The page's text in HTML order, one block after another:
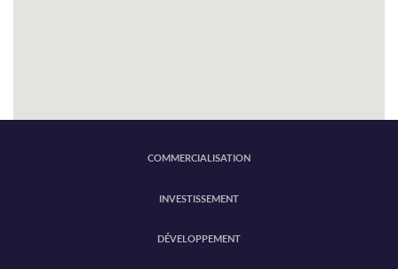
COMMERCIALISATION
INVESTISSEMENT
DÉVELOPPEMENT